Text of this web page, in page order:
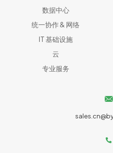
数据中心
统一协作 & 网络​
IT 基础设施
云
专业服务